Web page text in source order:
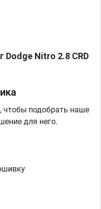
Dodge Nitro 2.8 CRD
подобрать наше
для него.